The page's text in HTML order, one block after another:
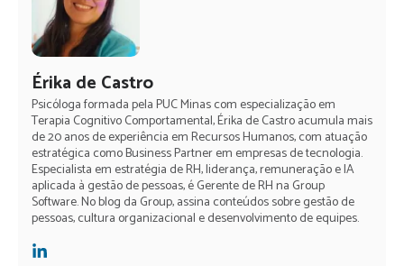
Érika de Castro
Psicóloga formada pela PUC Minas com especialização em
Terapia Cognitivo Comportamental, Érika de Castro acumula mais
de 20 anos de experiência em Recursos Humanos, com atuação
estratégica como Business Partner em empresas de tecnologia.
Especialista em estratégia de RH, liderança, remuneração e IA
aplicada à gestão de pessoas, é Gerente de RH na Group
Software. No blog da Group, assina conteúdos sobre gestão de
pessoas, cultura organizacional e desenvolvimento de equipes.